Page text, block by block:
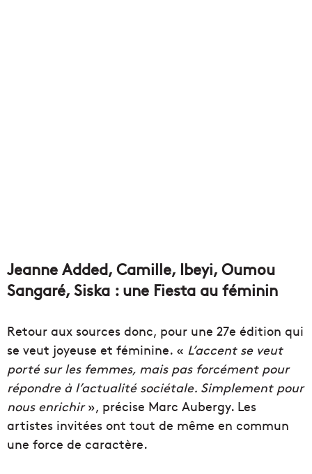
Jeanne Added, Camille, Ibeyi, Oumou
Sangaré, Siska : une Fiesta au féminin
Retour aux sources donc, pour une 27e édition qui
se veut joyeuse et féminine. « L’accent se veut
porté sur les femmes, mais pas forcément pour
répondre à l’actualité sociétale. Simplement pour
nous enrichir», précise Marc Aubergy. Les
artistes invitées ont tout de même en commun
une force de caractère.